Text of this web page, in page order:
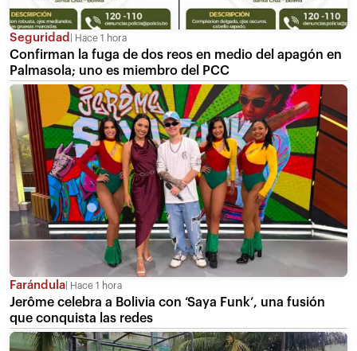
Seguridad Hace 1 hora
Confirman la fuga de dos reos en medio del apagón en
Palmasola; uno es miembro del PCC
Farándula Hace 1 hora
Jerôme celebra a Bolivia con ‘Saya Funk’, una fusión
que conquista las redes